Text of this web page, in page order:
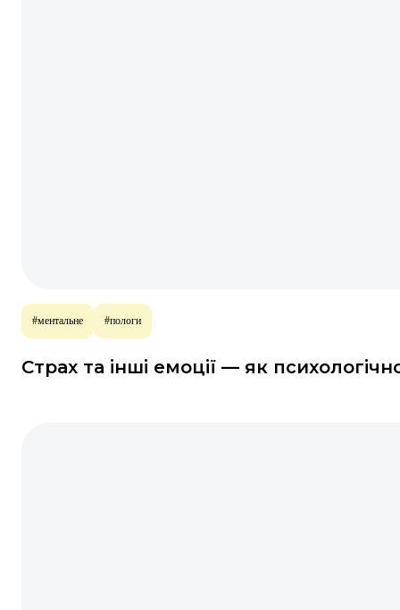
#ментальне #пологи
Страх та інші емоції — як